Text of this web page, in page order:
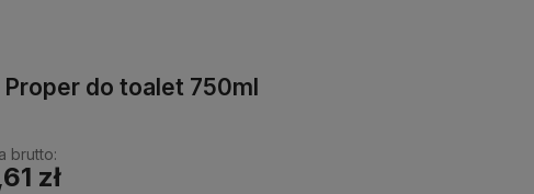
oferty lub zaloguj się, aby przywrócić dodane
Proper do toalet 750ml
brutto:
zł